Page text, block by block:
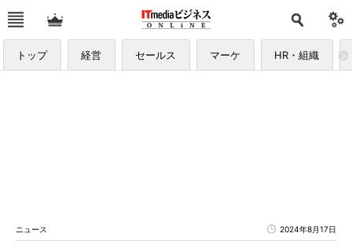
トップ 経営 セールス マーケ HR・組織
ニュース 2024年8月17日